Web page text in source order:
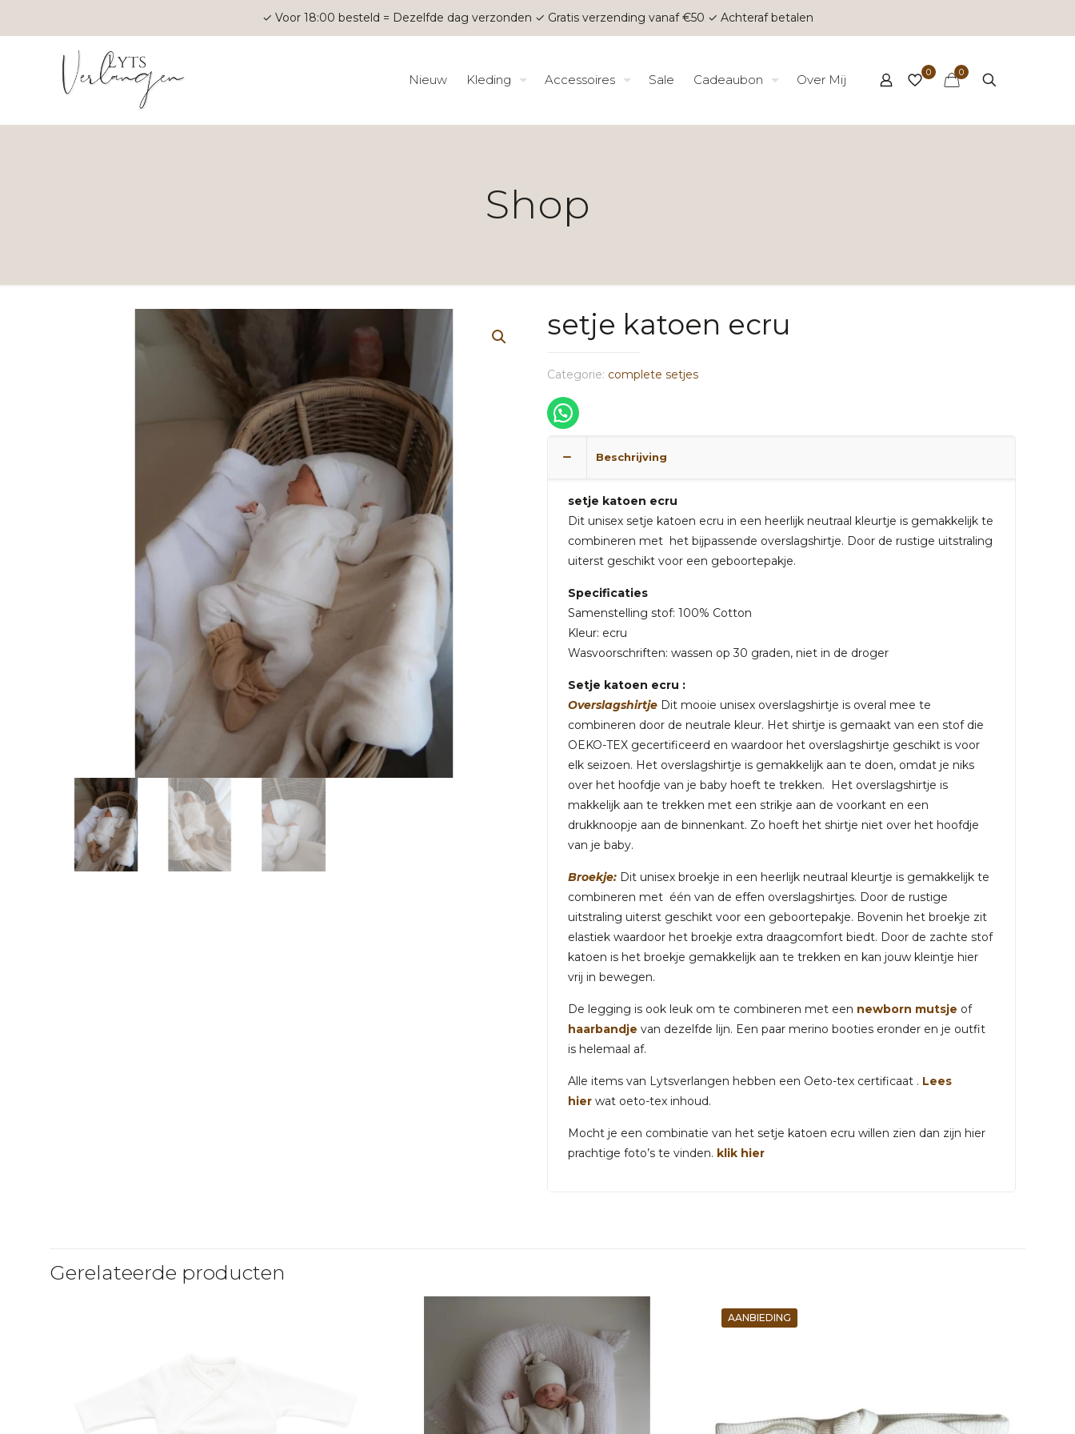
✓ Voor 18:00 besteld = Dezelfde dag verzonden ✓ Gratis verzending vanaf €50 ✓ Achteraf betalen
Nieuw Kleding Accessoires Sale Cadeaubon Over Mij 0 0
Shop
setje katoen ecru
Categorie: complete setjes
Beschrijving
setje katoen ecru
Dit unisex setje katoen ecru in een heerlijk neutraal kleurtje is gemakkelijk te
combineren met het bijpassende overslagshirtje. Door de rustige uitstraling
uiterst geschikt voor een geboortepakje.
Specificaties
Samenstelling stof: 100% Cotton
Kleur: ecru
Wasvoorschriften: wassen op 30 graden, niet in de droger
Setje katoen ecru :
Overslagshirtje Dit mooie unisex overslagshirtje is overal mee te
combineren door de neutrale kleur. Het shirtje is gemaakt van een stof die
OEKO-TEX gecertificeerd en waardoor het overslagshirtje geschikt is voor
elk seizoen. Het overslagshirtje is gemakkelijk aan te doen, omdat je niks
over het hoofdje van je baby hoeft te trekken. Het overslagshirtje is
makkelijk aan te trekken met een strikje aan de voorkant en een
drukknoopje aan de binnenkant. Zo hoeft het shirtje niet over het hoofdje
van je baby.
Broekje: Dit unisex broekje in een heerlijk neutraal kleurtje is gemakkelijk te
combineren met één van de effen overslagshirtjes. Door de rustige
uitstraling uiterst geschikt voor een geboortepakje. Bovenin het broekje zit
elastiek waardoor het broekje extra draagcomfort biedt. Door de zachte stof
katoen is het broekje gemakkelijk aan te trekken en kan jouw kleintje hier
vrij in bewegen.
De legging is ook leuk om te combineren met een newborn mutsje of
haarbandje van dezelfde lijn. Een paar merino booties eronder en je outfit
is helemaal af.
Alle items van Lytsverlangen hebben een Oeto-tex certificaat . Lees
hier wat oeto-tex inhoud.
Mocht je een combinatie van het setje katoen ecru willen zien dan zijn hier
prachtige foto’s te vinden. klik hier
Gerelateerde producten
AANBIEDING